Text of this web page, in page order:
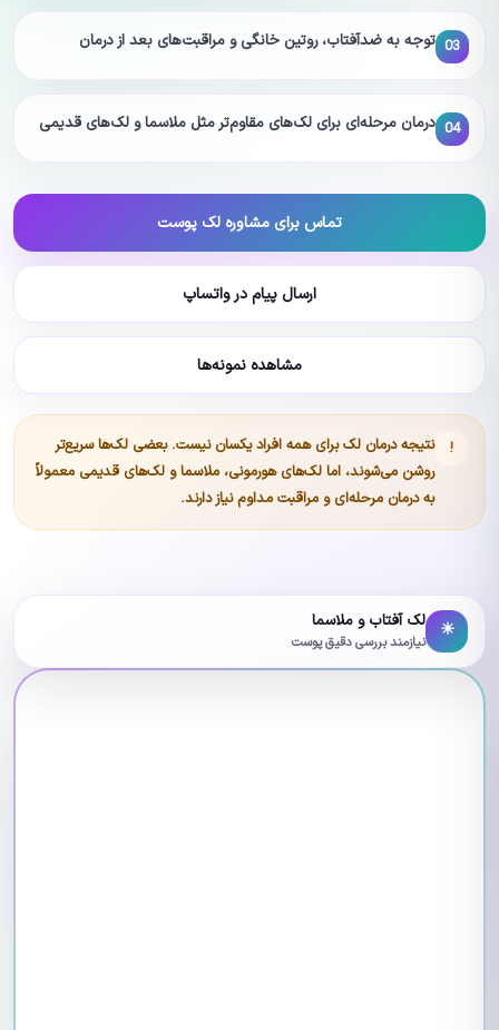
03 توجه به ضدآفتاب، روتین خانگی و مراقبت‌های بعد از درمان
04 درمان مرحله‌ای برای لک‌های مقاوم‌تر مثل ملاسما و لک‌های قدیمی
تماس برای مشاوره لک پوست
ارسال پیام در واتساپ
مشاهده نمونه‌ها
!
نتیجه درمان لک برای همه افراد یکسان نیست. بعضی لک‌ها سریع‌تر
روشن می‌شوند، اما لک‌های هورمونی، ملاسما و لک‌های قدیمی معمولاً
به درمان مرحله‌ای و مراقبت مداوم نیاز دارند.
☀ لک آفتاب و ملاسما
نیازمند بررسی دقیق پوست